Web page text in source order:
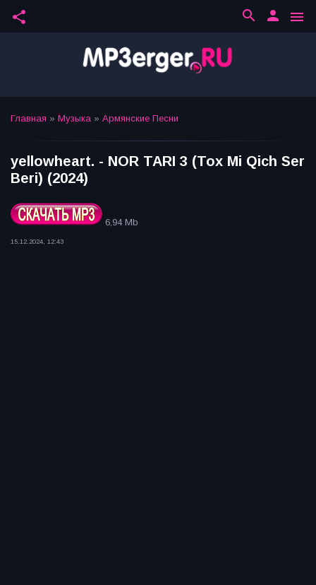
share menu
person
search
Главная » Музыка » Армянские Песни
yellowheart. - NOR TARI 3 (Tox Mi Qich Ser
Beri) (2024)
6,94 Mb
15.12.2024, 12:43